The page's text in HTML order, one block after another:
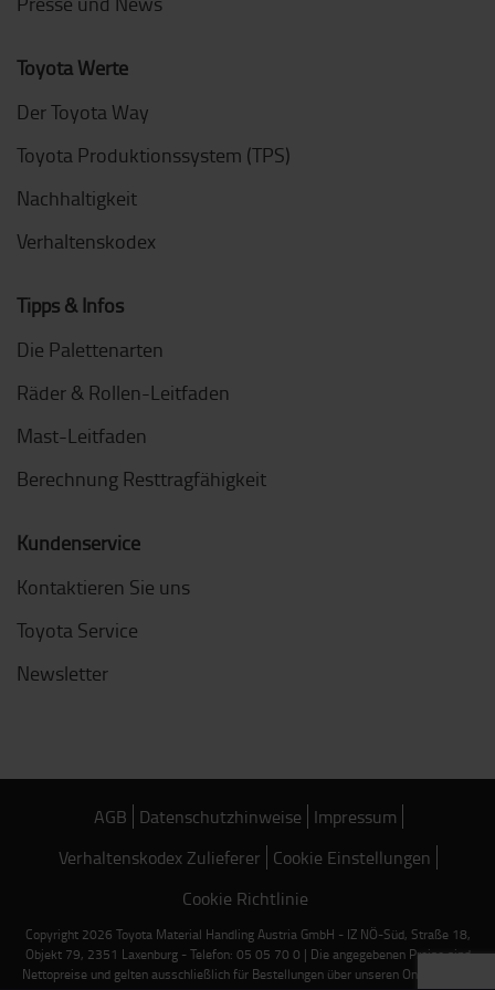
Toyota Werte
Der Toyota Way
Toyota Produktionssystem (TPS)
Nachhaltigkeit
Verhaltenskodex
Tipps & Infos
Die Palettenarten
Räder & Rollen-Leitfaden
Mast-Leitfaden
Berechnung Resttragfähigkeit
Kundenservice
Kontaktieren Sie uns
Toyota Service
Newsletter
AGB Datenschutzhinweise Impressum
Verhaltenskodex Zulieferer Cookie Einstellungen
Cookie Richtlinie
Copyright 2026 Toyota Material Handling Austria GmbH - IZ NÖ-Süd, Straße 18,
Objekt 79, 2351 Laxenburg - Telefon: 05 05 70 0 | Die angegebenen Preise sind
Nettopreise und gelten ausschließlich für Bestellungen über unseren Online-Shop.